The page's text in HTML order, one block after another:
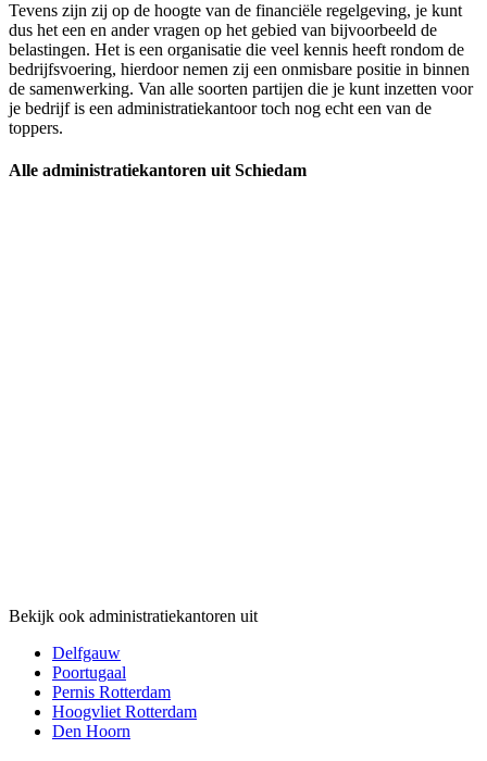
Tevens zijn zij op de hoogte van de financiële regelgeving, je kunt
dus het een en ander vragen op het gebied van bijvoorbeeld de
belastingen. Het is een organisatie die veel kennis heeft rondom de
bedrijfsvoering, hierdoor nemen zij een onmisbare positie in binnen
de samenwerking. Van alle soorten partijen die je kunt inzetten voor
je bedrijf is een administratiekantoor toch nog echt een van de
toppers.
Alle administratiekantoren uit Schiedam
Bekijk ook administratiekantoren uit
Delfgauw
Poortugaal
Pernis Rotterdam
Hoogvliet Rotterdam
Den Hoorn